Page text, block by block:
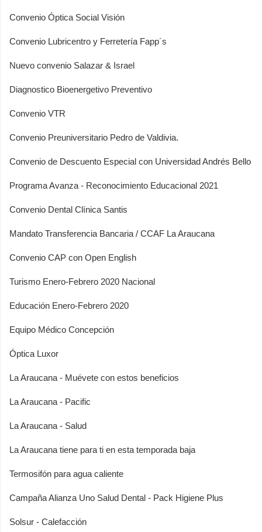
Convenio Óptica Social Visión
Convenio Lubricentro y Ferretería Fapp´s
Nuevo convenio Salazar & Israel
Diagnostico Bioenergetivo Preventivo
Convenio VTR
Convenio Preuniversitario Pedro de Valdivia.
Convenio de Descuento Especial con Universidad Andrés Bello
Programa Avanza - Reconocimiento Educacional 2021
Convenio Dental Clínica Santis
Mandato Transferencia Bancaria / CCAF La Araucana
Convenio CAP con Open English
Turismo Enero-Febrero 2020 Nacional
Educación Enero-Febrero 2020
Equipo Médico Concepción
Óptica Luxor
La Araucana - Muévete con estos beneficios
La Araucana - Pacific
La Araucana - Salud
La Araucana tiene para ti en esta temporada baja
Termosifón para agua caliente
Campaña Alianza Uno Salud Dental - Pack Higiene Plus
Solsur - Calefacción